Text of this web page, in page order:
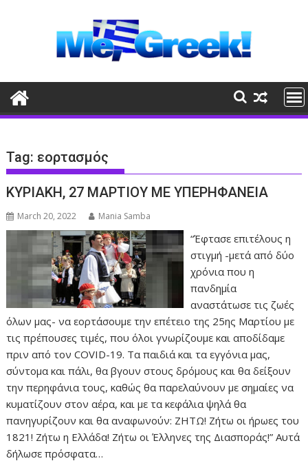
Tag: εορτασμός
ΚΥΡΙΑΚΗ, 27 ΜΑΡΤΙΟΥ ΜΕ ΥΠΕΡΗΦΑΝΕΙΑ
March 20, 2022 Mania Samba
“Έφτασε επιτέλους η
στιγμή -μετά από δύο
χρόνια που η
πανδημία
αναστάτωσε τις ζωές
όλων μας- να εορτάσουμε την επέτειο της 25ης Μαρτίου με
τις πρέπουσες τιμές, που όλοι γνωρίζουμε και αποδίδαμε
πριν από τον COVID-19. Τα παιδιά και τα εγγόνια μας,
σύντομα και πάλι, θα βγουν στους δρόμους και θα δείξουν
την περηφάνια τους, καθώς θα παρελαύνουν με σημαίες να
κυματίζουν στον αέρα, και με τα κεφάλια ψηλά θα
πανηγυρίζουν και θα αναφωνούν: ZHTΩ! Ζήτω οι ήρωες του
1821! Ζήτω η Ελλάδα! Ζήτω οι Έλληνες της Διασποράς!” Αυτά
δήλωσε πρόσφατα…